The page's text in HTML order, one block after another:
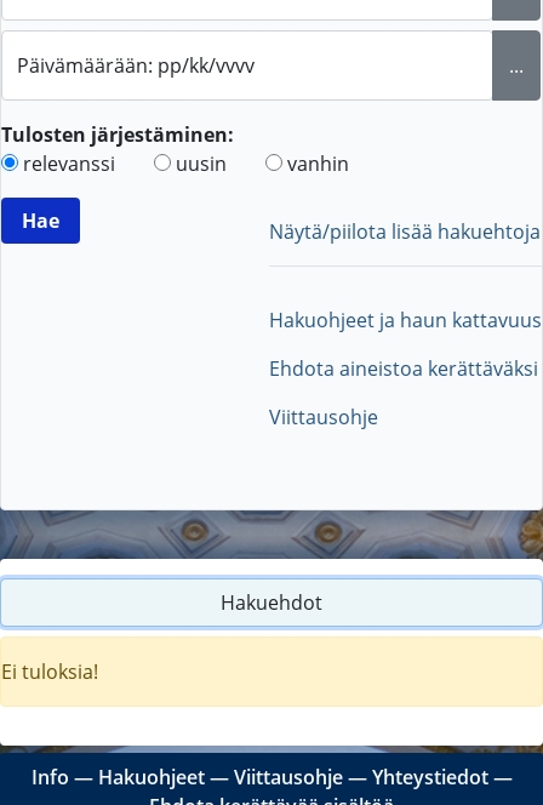
Päivämäärään: pp/kk/vvvv ...
Tulosten järjestäminen:
relevanssi
uusin vanhin
Näytä/piilota lisää hakuehtoja
Hakuohjeet ja haun kattavuus
Ehdota aineistoa kerättäväksi
Viittausohje
Hakuehdot
Ei tuloksia!
Info ― Hakuohjeet―Viittausohje―Yhteystiedot―